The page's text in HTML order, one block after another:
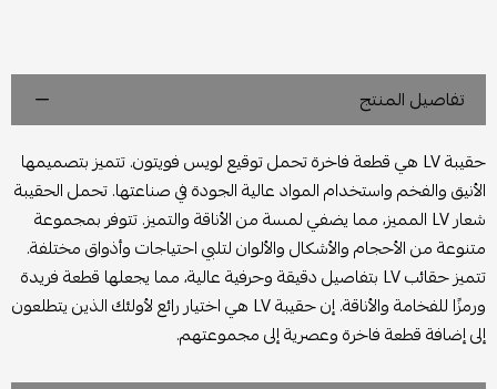
تفاصيل المنتج
حقيبة LV هي قطعة فاخرة تحمل توقيع لويس فويتون. تتميز بتصميمها
الأنيق والفخم واستخدام المواد عالية الجودة في صناعتها. تحمل الحقيبة
شعار LV المميز، مما يضفي لمسة من الأناقة والتميز. تتوفر بمجموعة
متنوعة من الأحجام والأشكال والألوان لتلبي احتياجات وأذواق مختلفة.
تتميز حقائب LV بتفاصيل دقيقة وحرفية عالية، مما يجعلها قطعة فريدة
ورمزًا للفخامة والأناقة. إن حقيبة LV هي اختيار رائع لأولئك الذين يتطلعون
إلى إضافة قطعة فاخرة وعصرية إلى مجموعتهم.